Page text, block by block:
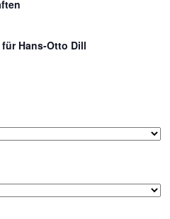
Hans-Otto Dill